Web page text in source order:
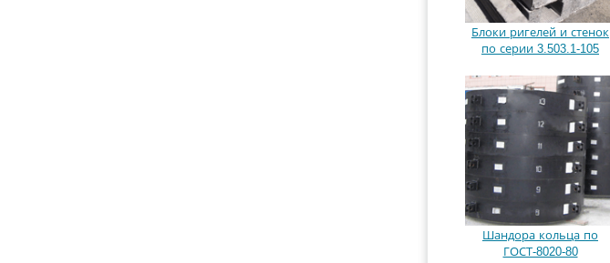
Блоки ригелей и стенок
по серии 3.503.1-105
Шандора кольца по
ГОСТ-8020-80